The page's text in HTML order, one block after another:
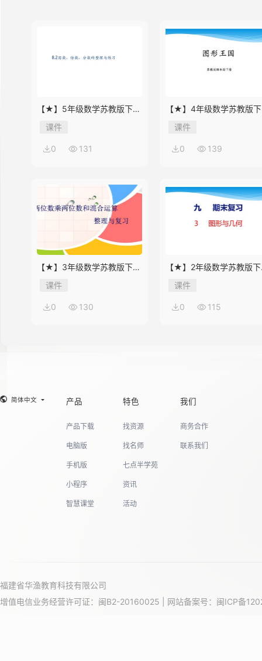
【★】5年级数学苏教版下册
课件第8单元《单元复习》
课件
0 131
【★】4年级数学苏教版
课件第9单元《单元复习》
课件
0 139
【★】3年级数学苏教版下册
课件第10单元《单元复习》
课件
0 130
【★】2年级数学苏教版
课件第9单元《期末复习》
课件
0 115
简体中文 产品
产品下载
电脑版
手机版
小程序
智慧课堂
特色
找资源
找名师
七点半学苑
资讯
活动
我们
商务合作
联系我们
福建省华渔教育科技有限公司
增值电信业务经营许可证：闽B2-20160025 | 网站备案号： 闽ICP备